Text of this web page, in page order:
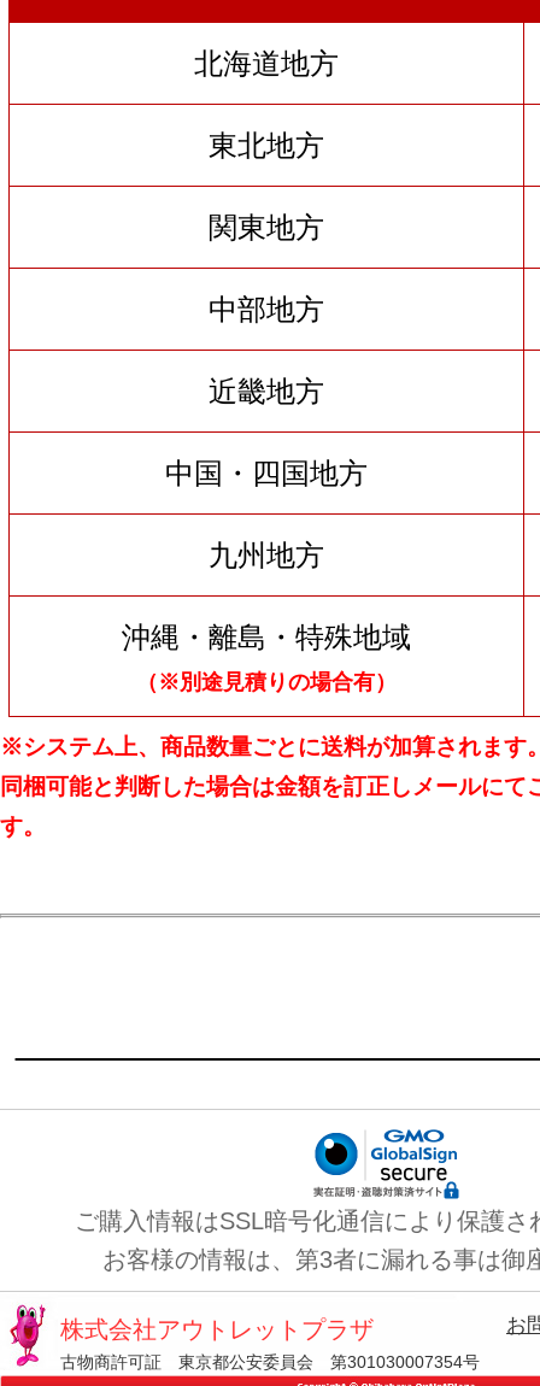
北海道地方
東北地方
関東地方
中部地方
近畿地方
中国・四国地方
九州地方
沖縄・離島・特殊地域
（※別途見積りの場合有）
※システム上、商品数量ごとに送料が加算されます
同梱可能と判断した場合は金額を訂正しメールにて
す。
ご購入情報はSSL暗号化通信により保護さ
お客様の情報は、第3者に漏れる事は御
株式会社アウトレットプラザ
古物商許可証 東京都公安委員会 第301030007354号
お